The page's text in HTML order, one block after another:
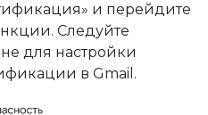
и перейдите
Следуйте
для настройки
в Gmail.